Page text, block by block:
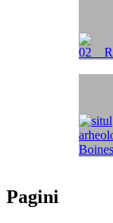
Pagini